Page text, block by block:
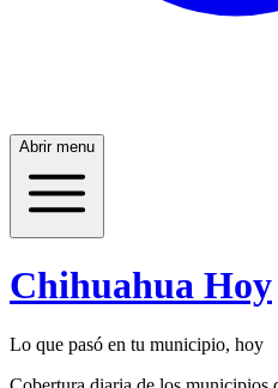
Abrir menu
Chihuahua Hoy
Lo que pasó en tu municipio, hoy